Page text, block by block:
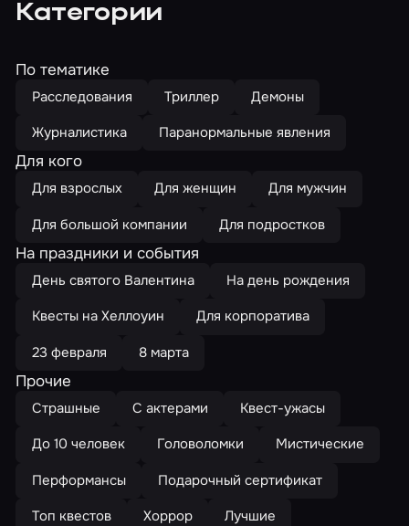
Категории
По тематике
Расследования Триллер
Демоны
Журналистика
Паранормальные явления
Для кого
Для взрослых Для женщин
Для мужчин
Для большой компании
Для подростков
На праздники и события
День святого Валентина
На день рождения
Квесты на Хеллоуин
Для корпоратива
23 февраля
8 марта
Прочие
Страшные С актерами
Квест-ужасы
До 10 человек
Головоломки
Мистические
Перформансы
Подарочный сертификат
Топ квестов
Хоррор
Лучшие